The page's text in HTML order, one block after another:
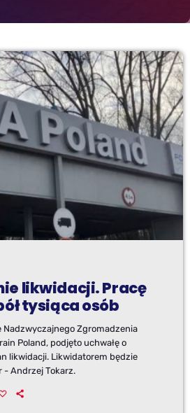
likwidacji. Pracę
tysiąca osób
Nadzwyczajnego Zgromadzenia
Poland, podjęto uchwałę o
likwidacji. Likwidatorem będzie
Andrzej Tokarz.